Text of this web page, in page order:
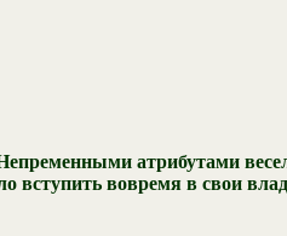
атрибутами
вступить вовремя в свои